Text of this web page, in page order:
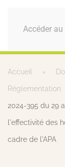
Accéder
MENU
Accueil
Réglementation
2024-395 du 29
l'effectivité des
cadre de l'APA